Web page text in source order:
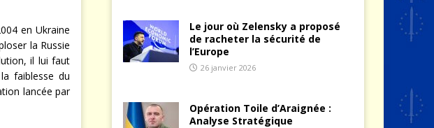
en Ukraine
la Russie
il lui faut
faiblesse du
lancée par
Le jour où Zelensky a proposé
de racheter la sécurité de
l’Europe
26 janvier 2026
Opération Toile d’Araignée :
Analyse Stratégique